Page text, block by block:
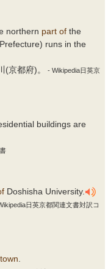
northern part of the
runs in the
京都府)。
- Wikipedia日英京
buildings are
Doshisha University.
日英京都関連文書対訳コ
town